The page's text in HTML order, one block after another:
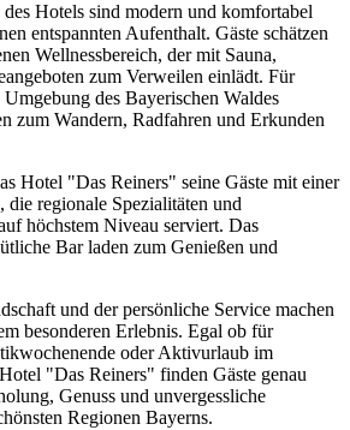
Hotels sind modern und komfortabel
entspannten Aufenthalt. Gäste schätzen
Wellnessbereich, der mit Sauna,
zum Verweilen einlädt. Für
des Bayerischen Waldes
zum Wandern, Radfahren und Erkunden
Hotel "Das Reiners" seine Gäste mit einer
die regionale Spezialitäten und
höchstem Niveau serviert. Das
Bar laden zum Genießen und
und der persönliche Service machen
besonderen Erlebnis. Egal ob für
oder Aktivurlaub im
"Das Reiners" finden Gäste genau
Genuss und unvergessliche
Regionen Bayerns.